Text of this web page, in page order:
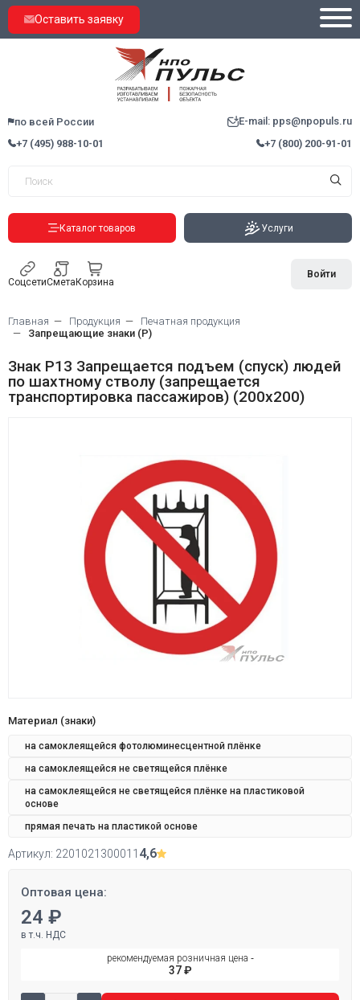
Оставить заявку
по всей России
E-mail: pps@npopuls.ru
+7 (495) 988-10-01
+7 (800) 200-91-01
Каталог товаров Услуги
СоцсетиСметаКорзина
Войти
Главная Продукция
Печатная продукция
Запрещающие знаки (Р)
Знак P13 Запрещается подъем (спуск) людей
по шахтному стволу (запрещается
транспортировка пассажиров) (200х200)
Материал (знаки)
на самоклеящейся фотолюминесцентной плёнке
на самоклеящейся не светящейся плёнке
на самоклеящейся не светящейся плёнке на пластиковой
основе
прямая печать на пластикой основе
Артикул: 2201021300011 4,6
Оптовая цена:
24 ₽
в т.ч. НДС
рекомендуемая розничная цена ‐
37 ₽